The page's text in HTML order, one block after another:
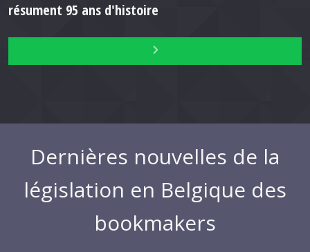
résument 95 ans d'histoire
Dernières nouvelles de la
législation en Belgique des
bookmakers